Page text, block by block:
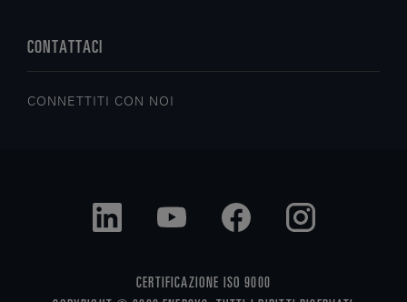
CONTATTACI
CONNETTITI CON NOI
CERTIFICAZIONE ISO 9000